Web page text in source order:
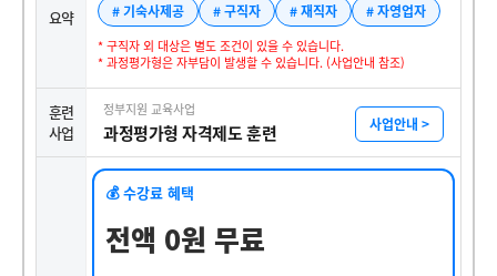
요약
# 기숙사제공
# 구직자 # 재직자 # 자영업자
* 구직자 외 대상은 별도 조건이 있을 수 있습니다.
* 과정평가형은 자부담이 발생할 수 있습니다. (사업안내 참조)
훈련
사업
정부지원 교육사업
과정평가형 자격제도 훈련 사업안내 >
💰 수강료 혜택
전액 0원 무료